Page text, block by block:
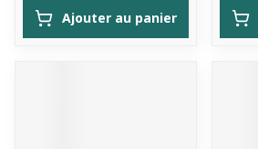
Ajouter au panier